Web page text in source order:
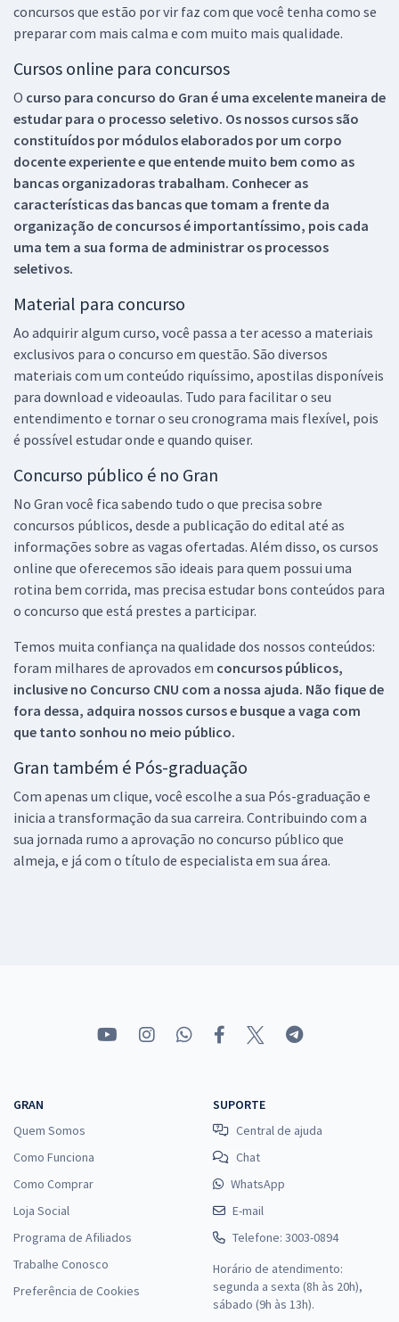
concursos que estão por vir faz com que você tenha como se
preparar com mais calma e com muito mais qualidade.
Cursos online para concursos
O curso para concurso do Gran é uma excelente maneira de
estudar para o processo seletivo. Os nossos cursos são
constituídos por módulos elaborados por um corpo
docente experiente e que entende muito bem como as
bancas organizadoras trabalham. Conhecer as
características das bancas que tomam a frente da
organização de concursos é importantíssimo, pois cada
uma tem a sua forma de administrar os processos
seletivos.
Material para concurso
Ao adquirir algum curso, você passa a ter acesso a materiais
exclusivos para o concurso em questão. São diversos
materiais com um conteúdo riquíssimo, apostilas disponíveis
para download e videoaulas. Tudo para facilitar o seu
entendimento e tornar o seu cronograma mais flexível, pois
é possível estudar onde e quando quiser.
Concurso público é no Gran
No Gran você fica sabendo tudo o que precisa sobre
concursos públicos, desde a publicação do edital até as
informações sobre as vagas ofertadas. Além disso, os cursos
online que oferecemos são ideais para quem possui uma
rotina bem corrida, mas precisa estudar bons conteúdos para
o concurso que está prestes a participar.
Temos muita confiança na qualidade dos nossos conteúdos:
foram milhares de aprovados em concursos públicos,
inclusive no Concurso CNU com a nossa ajuda. Não fique de
fora dessa, adquira nossos cursos e busque a vaga com
que tanto sonhou no meio público.
Gran também é Pós-graduação
Com apenas um clique, você escolhe a sua Pós-graduação e
inicia a transformação da sua carreira. Contribuindo com a
sua jornada rumo a aprovação no concurso público que
almeja, e já com o título de especialista em sua área.
GRAN
Quem Somos
Como Funciona
Como Comprar
Loja Social
Programa de Afiliados
Trabalhe Conosco
Preferência de Cookies
SUPORTE
Central de ajuda
Chat
WhatsApp
E-mail
Telefone: 3003-0894
Horário de atendimento:
segunda a sexta (8h às 20h),
sábado (9h às 13h).